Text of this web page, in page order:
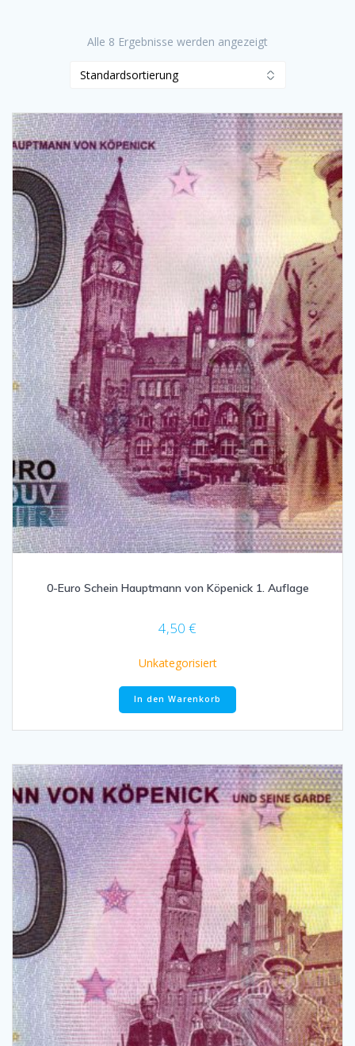
Alle 8 Ergebnisse werden angezeigt
0-Euro Schein Hauptmann von Köpenick 1. Auflage
4,50 €
Unkategorisiert
In den Warenkorb